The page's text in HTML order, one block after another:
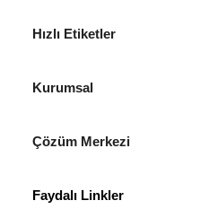
Hızlı Etiketler
Kurumsal
Çözüm Merkezi
Faydalı Linkler